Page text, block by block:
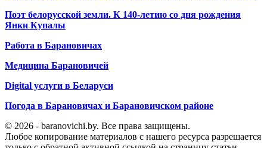
Поэт белорусской земли. К 140-летию со дня рождения
Янки Купалы
Работа в Барановичах
Медицина Барановичей
Digital услуги в Беларуси
Погода в Барановичах и Барановичском районе
© 2026 - baranovichi.by. Все права защищены.
Любое копирование материалов с нашего ресурса разрешается